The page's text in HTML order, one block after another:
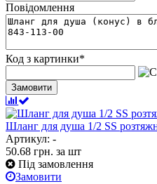
Повідомлення
Код з картинки*
Замовити
Шланг для душа 1/2 SS
Артикул: -
50.68 грн. за шт
Під замовлення
Замовити